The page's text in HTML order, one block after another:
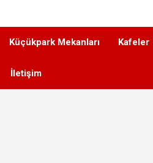
Küçükpark Mekanları Kafeler
İletişim